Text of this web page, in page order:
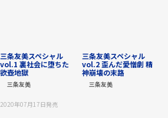
三条友美スペシャル
vol.1 裏社会に堕ちた
欲壺地獄
三条友美
三条友美スペシャル
vol.2 歪んだ愛憎劇 精
神崩壊の末路
三条友美
2020年07月17日発売